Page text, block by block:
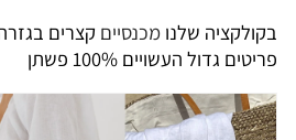
בקולקציה שלנו מכנסיים קצרים
פריטים גדול העשויים 100% פשתן